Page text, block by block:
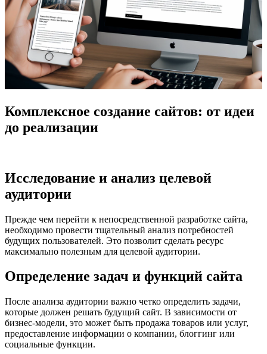
Комплексное создание сайтов: от идеи
до реализации
Исследование и анализ целевой
аудитории
Прежде чем перейти к непосредственной разработке сайта,
необходимо провести тщательный анализ потребностей
будущих пользователей. Это позволит сделать ресурс
максимально полезным для целевой аудитории.
Определение задач и функций сайта
После анализа аудитории важно четко определить задачи,
которые должен решать будущий сайт. В зависимости от
бизнес-модели, это может быть продажа товаров или услуг,
предоставление информации о компании, блоггинг или
социальные функции.